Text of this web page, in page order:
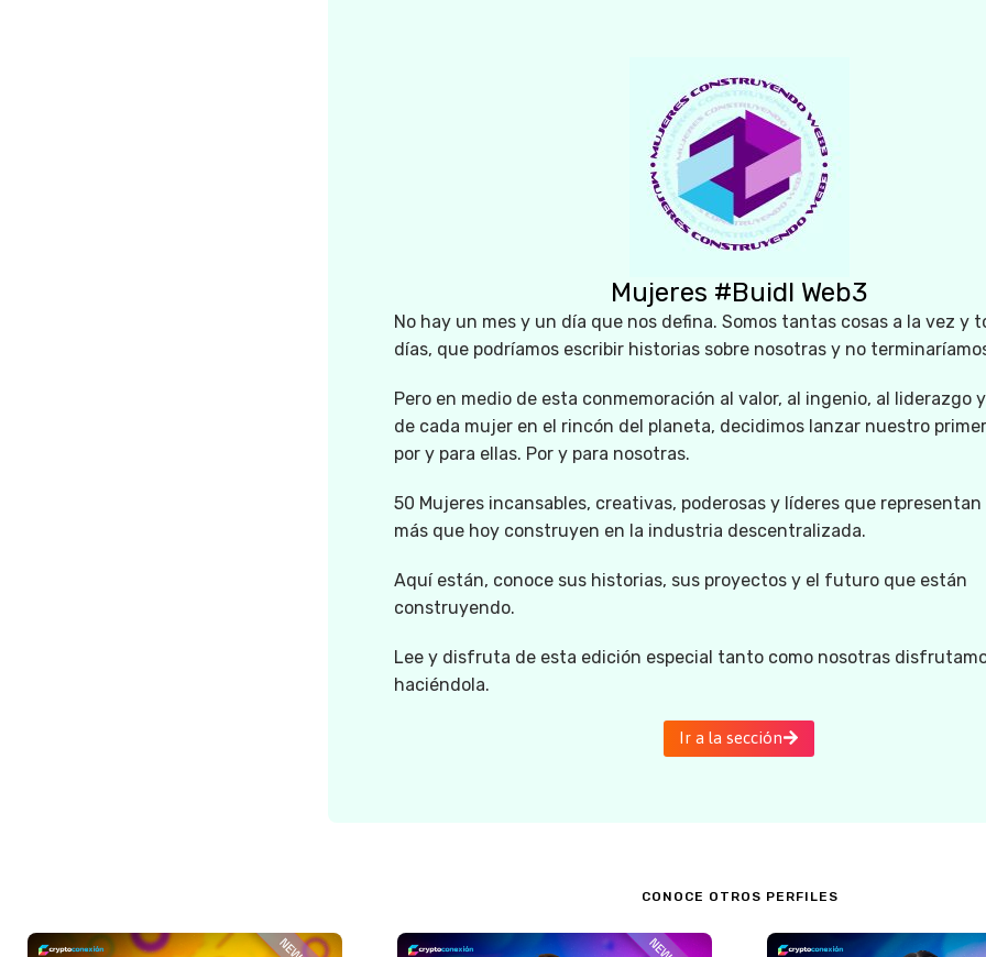
Mujeres #Buidl Web3
No hay un mes y un día que nos defina. Somos tantas cosas a la vez y
días, que podríamos escribir historias sobre nosotras y no
Pero en medio de esta conmemoración al valor, al ingenio, al liderazgo
de cada mujer en el rincón del planeta, decidimos lanzar nuestro
por y para ellas. Por y para nosotras.
50 Mujeres incansables, creativas, poderosas y líderes que representan
más que hoy construyen en la industria descentralizada.
Aquí están, conoce sus historias, sus proyectos y el futuro que están
construyendo.
Lee y disfruta de esta edición especial tanto como nosotras
haciéndola.
Ir a la sección
CONOCE OTROS PERFILES